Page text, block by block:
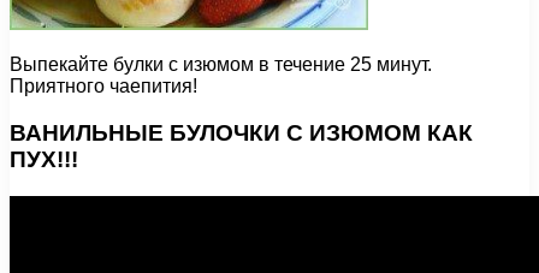
Выпекайте булки с изюмом в течение 25 минут.
Приятного чаепития!
ВАНИЛЬНЫЕ БУЛОЧКИ С ИЗЮМОМ КАК
ПУХ!!!